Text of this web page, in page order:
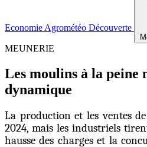
Economie Agrométéo Découverte
MEUNERIE
Les moulins à la peine
dynamique
La production et les ventes
2024, mais les industriels
hausse des charges et la